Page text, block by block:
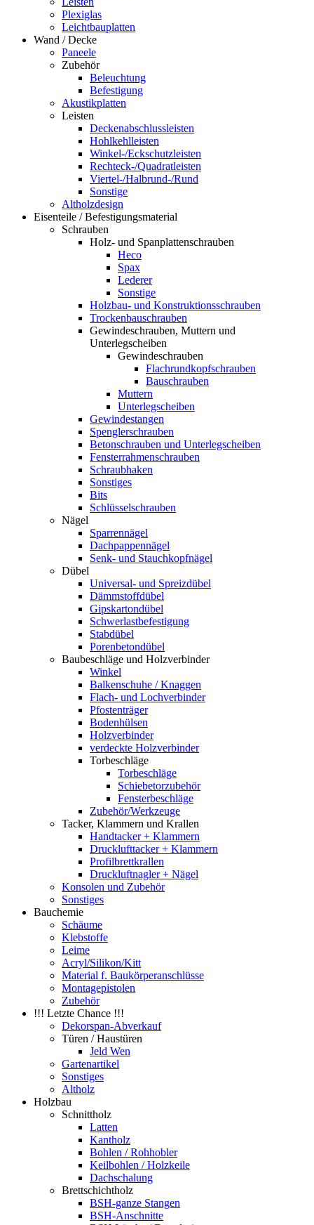
Plexiglas
Leichtbauplatten
Wand / Decke
Paneele
Zubehör
Beleuchtung
Befestigung
Akustikplatten
Leisten
Deckenabschlussleisten
Hohlkehlleisten
Winkel-/Eckschutzleisten
Rechteck-/Quadratleisten
Viertel-/Halbrund-/Rund
Sonstige
Altholzdesign
Eisenteile / Befestigungsmaterial
Schrauben
Holz- und Spanplattenschrauben
Heco
Spax
Lederer
Sonstige
Holzbau- und Konstruktionsschrauben
Trockenbauschrauben
Gewindeschrauben, Muttern und
Unterlegscheiben
Gewindeschrauben
Flachrundkopfschrauben
Bauschrauben
Muttern
Unterlegscheiben
Gewindestangen
Spenglerschrauben
Betonschrauben und Unterlegscheiben
Fensterrahmenschrauben
Schraubhaken
Sonstiges
Bits
Schlüsselschrauben
Nägel
Sparrennägel
Dachpappennägel
Senk- und Stauchkopfnägel
Dübel
Universal- und Spreizdübel
Dämmstoffdübel
Gipskartondübel
Schwerlastbefestigung
Stabdübel
Porenbetondübel
Baubeschläge und Holzverbinder
Winkel
Balkenschuhe / Knaggen
Flach- und Lochverbinder
Pfostenträger
Bodenhülsen
Holzverbinder
verdeckte Holzverbinder
Torbeschläge
Torbeschläge
Schiebetorzubehör
Fensterbeschläge
Zubehör/Werkzeuge
Tacker, Klammern und Krallen
Handtacker + Klammern
Drucklufttacker + Klammern
Profilbrettkrallen
Druckluftnagler + Nägel
Konsolen und Zubehör
Sonstiges
Bauchemie
Schäume
Klebstoffe
Leime
Acryl/Silikon/Kitt
Material f. Baukörperanschlüsse
Montagepistolen
Zubehör
!!! Letzte Chance !!!
Dekorspan-Abverkauf
Türen / Haustüren
Jeld Wen
Gartenartikel
Sonstiges
Altholz
Holzbau
Schnittholz
Latten
Kantholz
Bohlen / Rohhobler
Keilbohlen / Holzkeile
Dachschalung
Brettschichtholz
BSH-ganze Stangen
BSH-Anschnitte